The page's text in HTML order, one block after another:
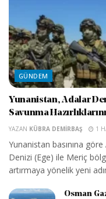
GÜNDEM
Yunanistan, Adalar
Savunma
YAZAN KÜBRA DEMIRBAŞ 1
Yunanistan basınına
Denizi (Ege) ile Meriç
artırmaya yönelik yeni
Osman